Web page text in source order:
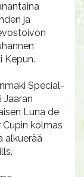
ja
Kepun.
Special-
Jaaran
Luna de
Cupin kolmas
alkuerää